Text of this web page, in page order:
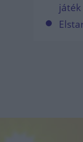
játék